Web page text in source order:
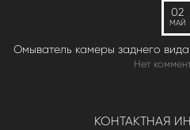
02
МАЙ
Омыватель камеры заднего вида
Нет
КОНТАКТНАЯ